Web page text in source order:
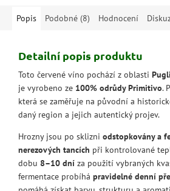
Popis Podobné (8) Hodnocení
Detailní popis produktu
Toto červené víno pochází z oblasti
je vyrobeno ze 100% odrůdy Primitivo.
která se zaměřuje na původní a
daný region a jejich autentický projev.
Hrozny jsou po sklizni odstopkovány a
nerezových tancích při kontrolované
dobu 8–10 dní za použití vybraných
fermentace probíhá pravidelné denní